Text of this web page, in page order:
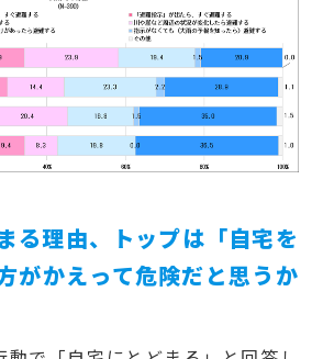
る理由、トップは「自宅を
がかえって危険だと思うか